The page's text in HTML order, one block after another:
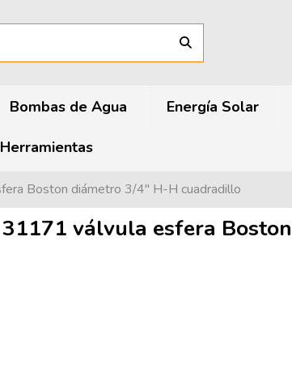
Bombas de Agua Energía Solar
Herramientas
Boston diámetro 3/4" H-H cuadradillo
válvula esfera